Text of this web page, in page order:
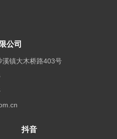
公司
溪镇大木桥路403号
抖音